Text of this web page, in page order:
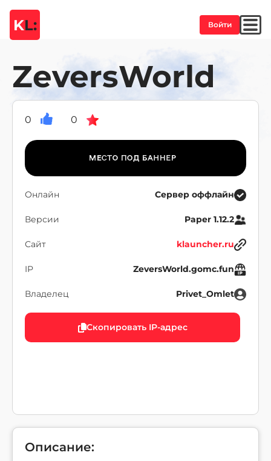
KL: Войти
ZeversWorld
0 0
Онлайн Сервер оффлайн
Версии Paper 1.12.2
Сайт klauncher.ru
IP ZeversWorld.gomc.fun
Владелец Privet_Omlet
Скопировать IP-адрес
Описание: